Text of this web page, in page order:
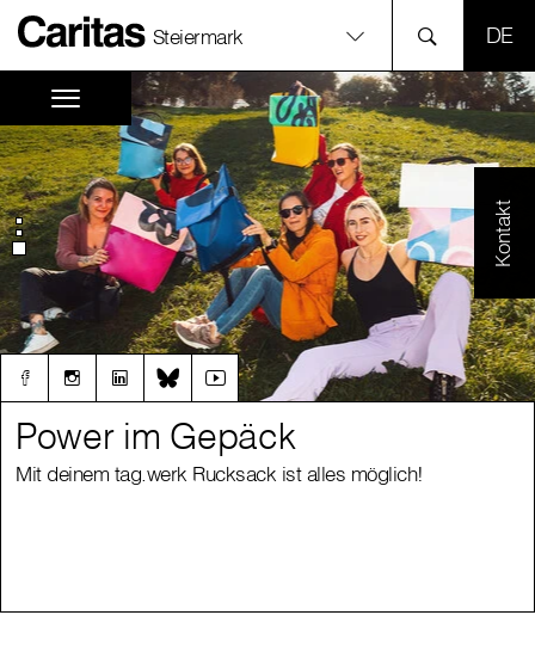
Steiermark
Kontakt
Power im Gepäck
Mit deinem tag.werk Rucksack ist alles möglich!
Power im Gepäck
Mit deinem tag.werk Rucksack ist alles möglich!